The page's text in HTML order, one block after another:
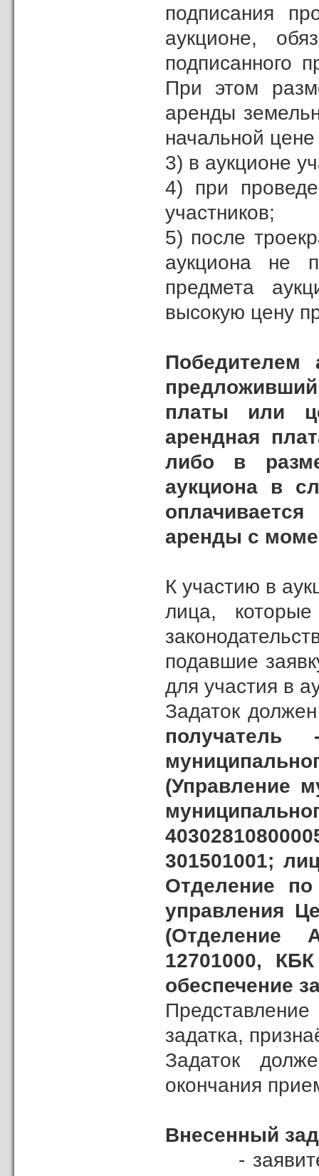
подписания
аукционе,
подписанного
При этом
аренды
начальной
3) в аукционе
4) при
участников;
5) после
аукциона не
предмета
высокую цену
Победителем
платы или
арендная
либо в
аукциона в
аренды с
К участию в
лица,
подавшие
для участия в
Задаток
получатель
(Управление
301501001;
Отделение
управления
(Отделение
12701000, КБК
обеспечение
задатка,
Задаток
окончания
Внесенный
-